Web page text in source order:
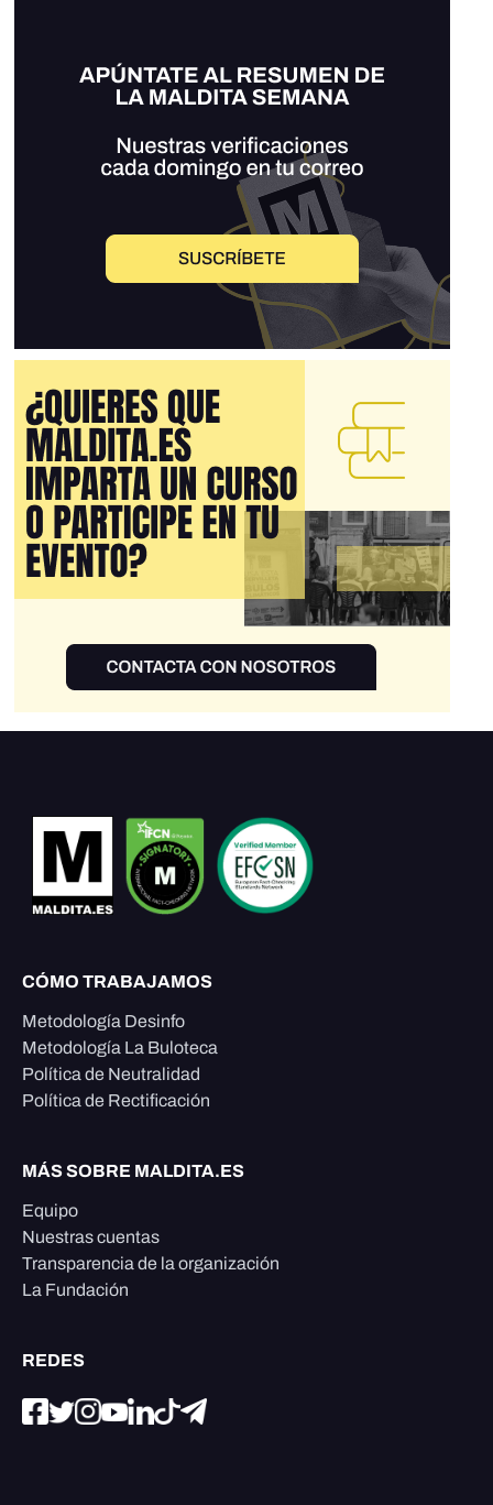
CÓMO TRABAJAMOS
Metodología Desinfo
Metodología La Buloteca
Política de Neutralidad
Política de Rectificación
MÁS SOBRE MALDITA.ES
Equipo
Nuestras cuentas
Transparencia de la organización
La Fundación
REDES